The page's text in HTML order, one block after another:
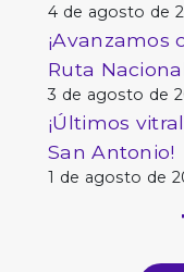
4 de agosto de
¡Avanzamos
Ruta
3 de agosto de
¡Últimos
San Antonio!
1 de agosto de